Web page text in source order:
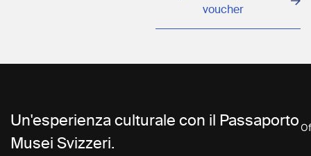
voucher
Un'esperienza culturale con il Passaporto
Musei Svizzeri.